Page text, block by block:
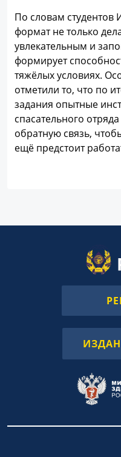
По словам студентов
формат не только
увлекательным и
формирует
тяжёлых условиях.
отметили то, что по
задания опытные
спасательного
обратную связь,
ещё предстоит